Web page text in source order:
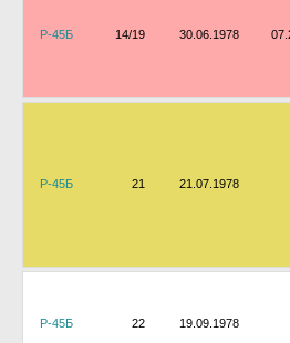
Р-45Б 14/19 30.06.1978
Р-45Б 21 21.07.1978
Р-45Б 22 19.09.1978